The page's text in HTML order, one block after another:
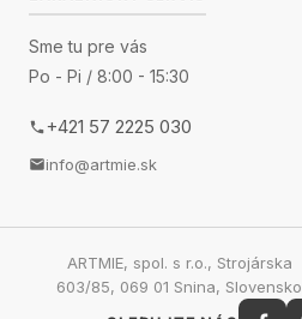
Sme tu pre vás
Po - Pi / 8:00 - 15:30
+421 57 2225 030
info@artmie.sk
ARTMIE, spol. s r.o., Strojárska
603/85, 069 01 Snina, Slovensko